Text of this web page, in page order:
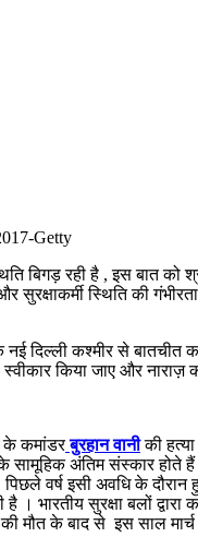
बिगड़ रही है , इस बात को
सुरक्षाकर्मी स्थिति की
दिल्ली कश्मीर से
किया जाए और
के कमांडरबुरहान वानीकी
अंतिम संस्कार होते
वर्ष इसी अवधि के दौरान
। भारतीय सुरक्षा बलों
की मौत के बाद से इस साल